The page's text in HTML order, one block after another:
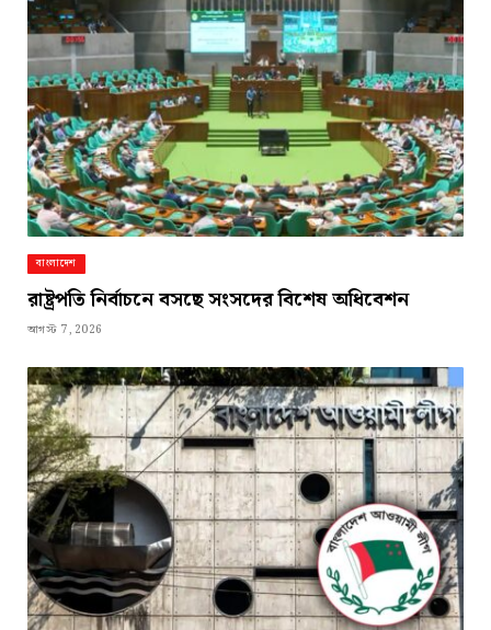
বাংলাদেশ
রাষ্ট্রপতি নির্বাচনে বসছে সংসদের বিশেষ অধিবেশন
আগস্ট 7, 2026